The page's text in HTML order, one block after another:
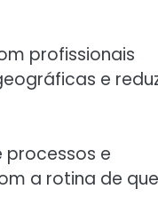
profissionais
e
e
a rotina de